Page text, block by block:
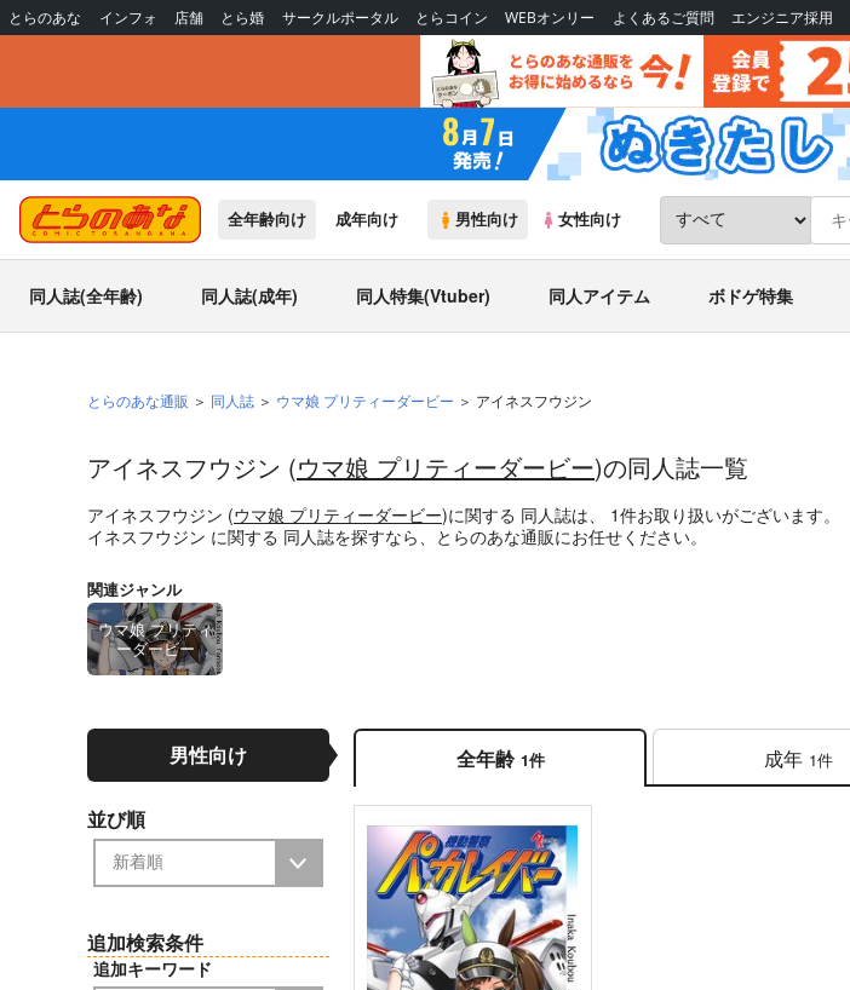
とらのあな インフォ 店舗 とら婚 サークルポータル とらコイン WEBオンリー よくあるご質問 エンジニア採用
全年齢向け 成年向け 男性向け 女性向け
同人誌(全年齢) 同人誌(成年) 同人特集(Vtuber) 同人アイテム ボドゲ特集
とらのあな通販 同人誌 ウマ娘 プリティーダービー アイネスフウジン
アイネスフウジン (ウマ娘 プリティーダービー)の同人誌一覧
アイネスフウジン (ウマ娘 プリティーダービー)に関する 同人誌は、 1件お取り扱いがございます。
イネスフウジン に関する 同人誌を探すなら、とらのあな通販にお任せください。
関連ジャンル
ウマ娘 プリティ
ーダービー
男性向け
並び順
追加検索条件
追加キーワード
全年齢 1件 成年 1件